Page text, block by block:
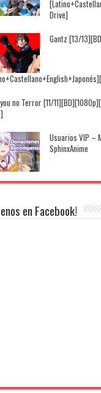
Drive]
Gantz [13/
no Terror [11/
Usuarios VIP –
SphinxAnime
en Facebook!